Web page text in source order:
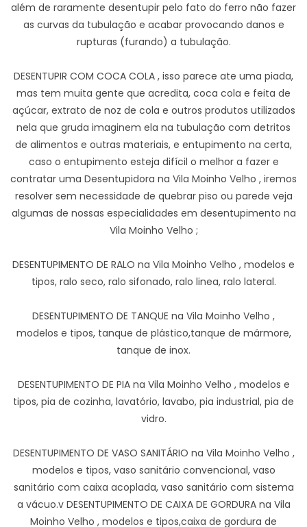
além de raramente desentupir pelo fato do ferro não fazer
as curvas da tubulação e acabar provocando danos e
rupturas (furando) a tubulação.
DESENTUPIR COM COCA COLA , isso parece ate uma piada,
mas tem muita gente que acredita, coca cola e feita de
açúcar, extrato de noz de cola e outros produtos utilizados
nela que gruda imaginem ela na tubulação com detritos
de alimentos e outras materiais, e entupimento na certa,
caso o entupimento esteja difícil o melhor a fazer e
contratar uma Desentupidora na Vila Moinho Velho , iremos
resolver sem necessidade de quebrar piso ou parede veja
algumas de nossas especialidades em desentupimento na
Vila Moinho Velho ;
DESENTUPIMENTO DE RALO na Vila Moinho Velho , modelos e
tipos, ralo seco, ralo sifonado, ralo linea, ralo lateral.
DESENTUPIMENTO DE TANQUE na Vila Moinho Velho ,
modelos e tipos, tanque de plástico,tanque de mármore,
tanque de inox.
DESENTUPIMENTO DE PIA na Vila Moinho Velho , modelos e
tipos, pia de cozinha, lavatório, lavabo, pia industrial, pia de
vidro.
DESENTUPIMENTO DE VASO SANITÁRIO na Vila Moinho Velho ,
modelos e tipos, vaso sanitário convencional, vaso
sanitário com caixa acoplada, vaso sanitário com sistema
a vácuo.v DESENTUPIMENTO DE CAIXA DE GORDURA na Vila
Moinho Velho , modelos e tipos,caixa de gordura de